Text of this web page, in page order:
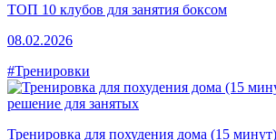
ТОП 10 клубов для занятия боксом
08.02.2026
#Тренировки
Тренировка для похудения дома (15